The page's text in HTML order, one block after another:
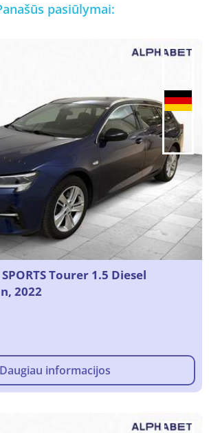
pasiūlymai:
Tourer 1.5 Diesel
2022
Daugiau informacijos